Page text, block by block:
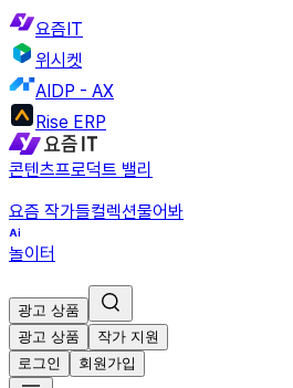
요즘IT
위시켓
AIDP - AX
Rise ERP
콘텐츠프로덕트 밸리
요즘 작가들컬렉션물어봐
놀이터
광고 상품
광고 상품
작가 지원
로그인
회원가입